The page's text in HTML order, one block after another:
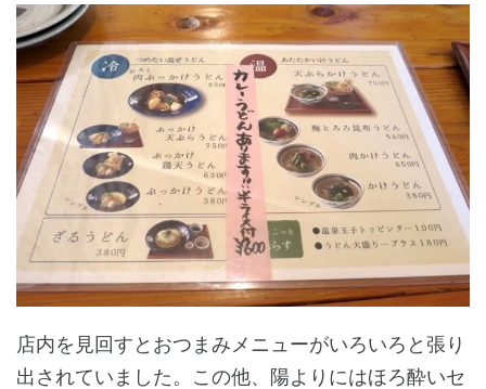
店内を見回すとおつまみメニューがいろいろと張り
出されていました。この他、陽よりにはほろ酔いセ